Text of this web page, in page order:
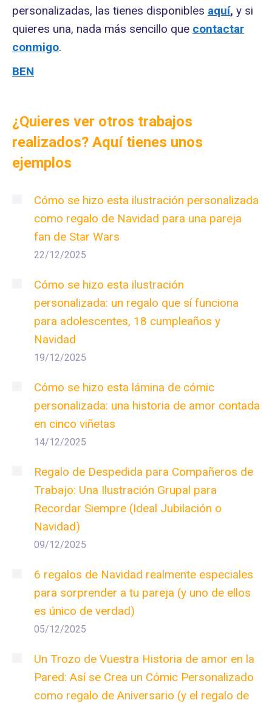
personalizadas, las tienes disponibles aquí, y si
quieres una, nada más sencillo que contactar
conmigo.
BEN
¿Quieres ver otros trabajos
realizados? Aquí tienes unos
ejemplos
Cómo se hizo esta ilustración personalizada
como regalo de Navidad para una pareja
fan de Star Wars
22/12/2025
Cómo se hizo esta ilustración
personalizada: un regalo que sí funciona
para adolescentes, 18 cumpleaños y
Navidad
19/12/2025
Cómo se hizo esta lámina de cómic
personalizada: una historia de amor contada
en cinco viñetas
14/12/2025
Regalo de Despedida para Compañeros de
Trabajo: Una Ilustración Grupal para
Recordar Siempre (Ideal Jubilación o
Navidad)
09/12/2025
6 regalos de Navidad realmente especiales
para sorprender a tu pareja (y uno de ellos
es único de verdad)
05/12/2025
Un Trozo de Vuestra Historia de amor en la
Pared: Así se Crea un Cómic Personalizado
como regalo de Aniversario (y el regalo de